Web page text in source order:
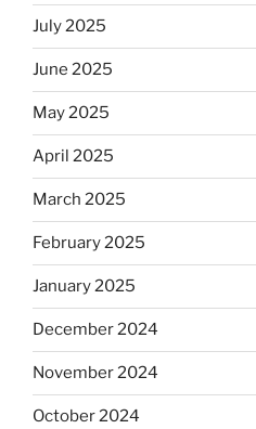
July 2025
June 2025
May 2025
April 2025
March 2025
February 2025
January 2025
December 2024
November 2024
October 2024